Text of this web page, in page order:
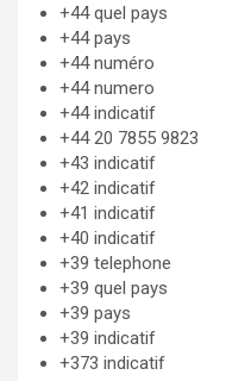
+44 quel pays
+44 pays
+44 numéro
+44 numero
+44 indicatif
+44 20 7855 9823
+43 indicatif
+42 indicatif
+41 indicatif
+40 indicatif
+39 telephone
+39 quel pays
+39 pays
+39 indicatif
+373 indicatif